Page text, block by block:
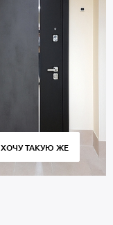
ХОЧУ ТАКУЮ ЖЕ